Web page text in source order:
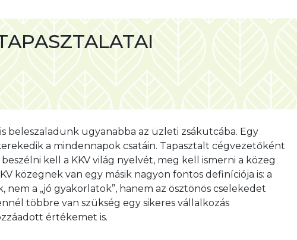
beleszaladunk ugyanabba az üzleti zsákutcába. Egy
a mindennapok csatáin. Tapasztalt cégvezetőként
kell a KKV világ nyelvét, meg kell ismerni a közeg
közegnek van egy másik nagyon fontos definíciója is: a
a „jó gyakorlatok”, hanem az ösztönös cselekedet
többre van szükség egy sikeres vállalkozás
értékemet is.